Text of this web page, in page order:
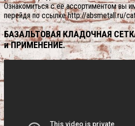
Ознакомиться с ее ассортиментом вы
перейдя по ссылке http://absmetall.ru/
БАЗАЛЬТОВАЯ КЛАДОЧНАЯ
и ПРИМЕНЕНИЕ.